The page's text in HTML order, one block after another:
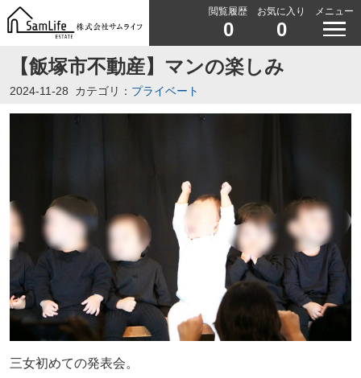
閲覧履歴
0
お気に入り
0
メニュー
【飯塚市不動産】マンの楽しみ
2024-11-28 カテゴリ： プライベート
三女初めての発表会。